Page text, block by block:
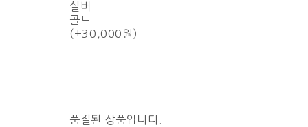
실버
골드
(+30,000원)
품절된 상품입니다.